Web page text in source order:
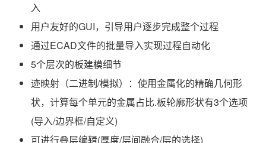
入
用户友好的GUI，引导用户逐步完成整个过程
通过ECAD文件的批量导入实现过程自动化
5个层次的板建模细节
迹映射（二进制/模拟）：使用金属化的精确几何形
状，计算每个单元的金属占比.板轮廓形状有3个选项
(导入/边界框/自定义)
可进行叠层编辑(厚度/层间融合/层的选择)